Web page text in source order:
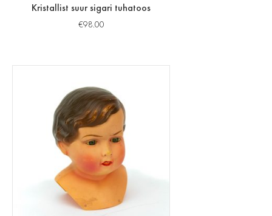
Kristallist suur sigari tuhatoos
€98.00